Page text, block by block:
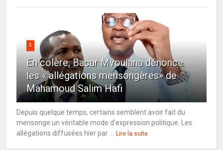
5
En colère, Bacar Mvoulana dénonce
les « allégations mensongères» de
Mahamoud Salim Hafi
Depuis quelque temps, certains semblent avoir fait du
mensonge un véritable mode d’expression politique. Les
allégations diffusées hier par ...
Lire la suite